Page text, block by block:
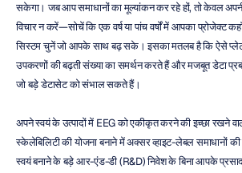
सकेगा। जब आप समाधानों का मूल्यांकन कर रहे हों, तो केवल
विचार न करें—सोचें कि एक वर्ष या पांच वर्षों में आपका प्रोजेक्ट
सिस्टम चुनें जो आपके साथ बढ़ सके। इसका मतलब है कि ऐसे
उपकरणों की बढ़ती संख्या का समर्थन करते हैं और मजबूत डेटा
जो बड़े डेटासेट को संभाल सकते हैं।
अपने स्वयं के उत्पादों में EEG को एकीकृत करने की इच्छा रखने
स्केलेबिलिटी की योजना बनाने में अक्सर व्हाइट-लेबल समाधानों
स्वयं बनाने के बड़े आर-एंड-डी (R&D) निवेश के बिना आपके